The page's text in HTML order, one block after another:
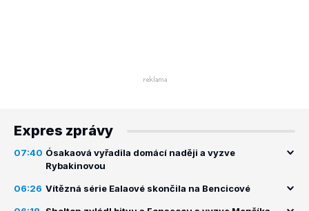
Expres zprávy
07:40 Ósakaová vyřadila domácí naději a vyzve
Rybakinovou
06:26 Vítězná série Ealaové skončila na Bencicové